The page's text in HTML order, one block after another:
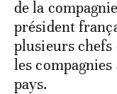
de la
président
plusieurs chefs
les
pays.